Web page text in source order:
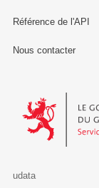
Référence de l'API
Nous contacter
Le
udata